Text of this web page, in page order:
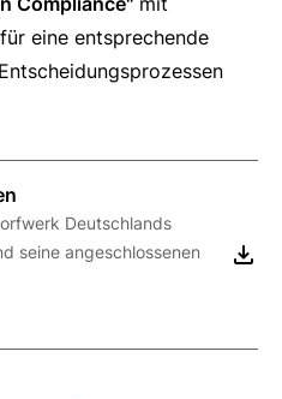
eine entsprechende
Deutschlands
seine angeschlossenen